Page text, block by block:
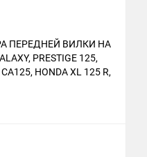
ПЕРЕДНЕЙ ВИЛКИ НА
PRESTIGE 125,
HONDA XL 125 R,